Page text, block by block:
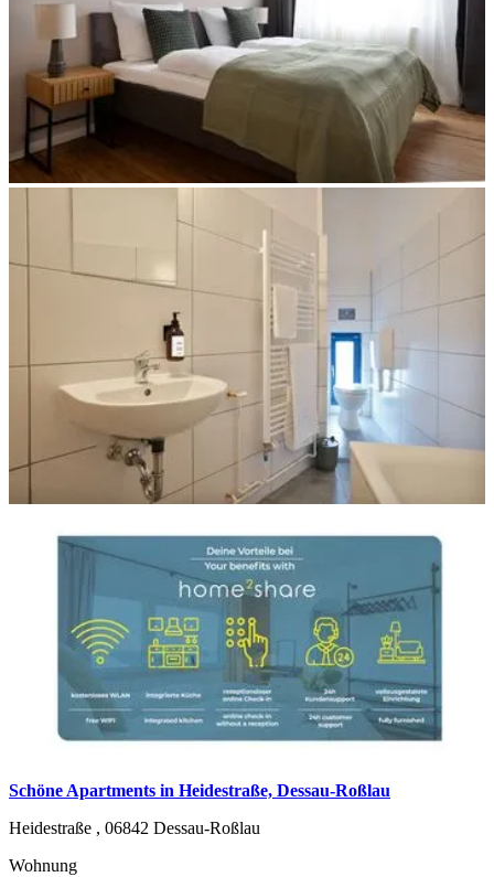
Schöne Apartments in Heidestraße, Dessau-Roßlau
Heidestraße , 06842 Dessau-Roßlau
Wohnung